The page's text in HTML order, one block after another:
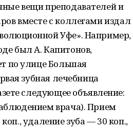
вещи преподавателей и
вместе с коллегами издал
Уфе». Например,
был А. Капитонов,
по улице Большая
зубная лечебница
следующее объявление:
врача). Прием
удаление зуба — 30 коп.,